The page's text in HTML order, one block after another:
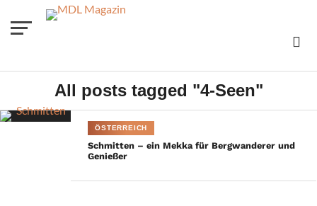
All posts tagged "4-Seen"
ÖSTERREICH
Schmitten – ein Mekka für Bergwanderer und
Genießer